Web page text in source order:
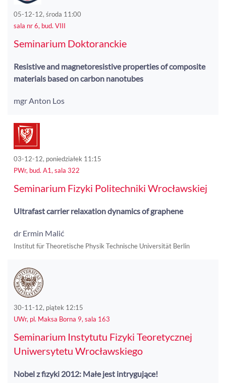
05-12-12, środa 11:00
sala nr 6, bud. VIII
Seminarium Doktoranckie
Resistive and magnetoresistive properties of composite
materials based on carbon nanotubes
mgr Anton Los
03-12-12, poniedziałek 11:15
PWr, bud. A1, sala 322
Seminarium Fizyki Politechniki Wrocławskiej
Ultrafast carrier relaxation dynamics of graphene
dr Ermin Malić
Institut für Theoretische Physik Technische Universität Berlin
30-11-12, piątek 12:15
UWr, pl. Maksa Borna 9, sala 163
Seminarium Instytutu Fizyki Teoretycznej
Uniwersytetu Wrocławskiego
Nobel z fizyki 2012: Małe jest intrygujące!